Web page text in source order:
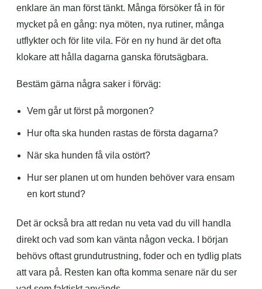
enklare än man först tänkt. Många försöker få in för
mycket på en gång: nya möten, nya rutiner, många
utflykter och för lite vila. För en ny hund är det ofta
klokare att hålla dagarna ganska förutsägbara.
Bestäm gärna några saker i förväg:
Vem går ut först på morgonen?
Hur ofta ska hunden rastas de första dagarna?
När ska hunden få vila ostört?
Hur ser planen ut om hunden behöver vara ensam
en kort stund?
Det är också bra att redan nu veta vad du vill handla
direkt och vad som kan vänta någon vecka. I början
behövs oftast grundutrustning, foder och en tydlig plats
att vara på. Resten kan ofta komma senare när du ser